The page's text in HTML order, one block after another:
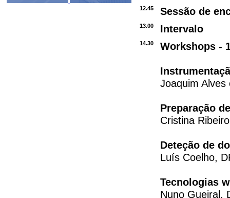
12.45 Sessão de
13.00 Intervalo
14.30 Workshops -
Joaquim
Preparação
Cristina
Deteção de
Luís Coelho,
Tecnologias
Nuno Gueiral,